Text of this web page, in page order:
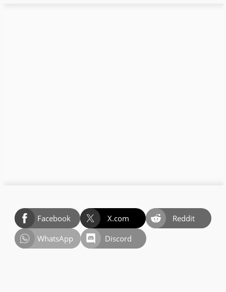
Facebook X.com
Reddit
WhatsApp
Discord